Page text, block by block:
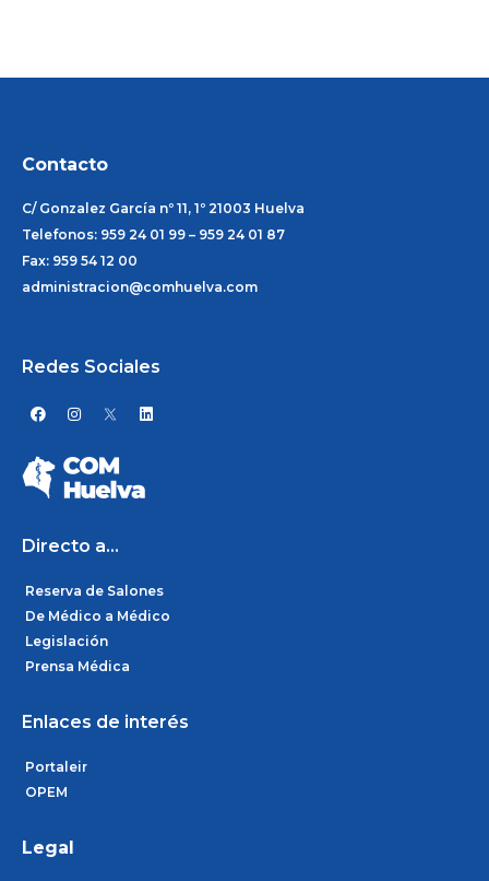
Contacto
C/ Gonzalez García nº 11, 1º 21003 Huelva
Telefonos: 959 24 01 99 – 959 24 01 87
Fax: 959 54 12 00
administracion@comhuelva.com
Redes Sociales
F
a
e
b
o
o
I
n
a
g
r
L
i
i
Directo a...
Reserva de Salones
De Médico a Médico
Legislación
Prensa Médica
Enlaces de interés
Portaleir
OPEM
Legal